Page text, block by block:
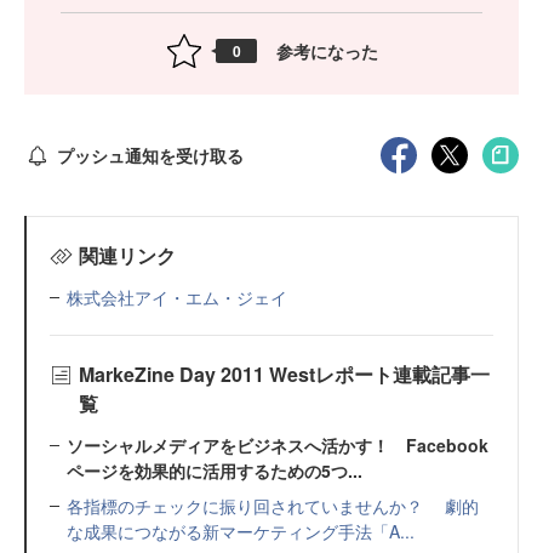
0 参考になった
プッシュ通知を受け取る
関連リンク
株式会社アイ・エム・ジェイ
MarkeZine Day 2011 Westレポート連載記事一
覧
ソーシャルメディアをビジネスへ活かす！ Facebook
ページを効果的に活用するための5つ...
各指標のチェックに振り回されていませんか？ 劇的
な成果につながる新マーケティング手法「A...